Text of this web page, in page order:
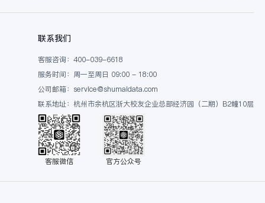
联系我们
客服咨询：400-039-6618
服务时间：周一至周日 09:00 - 18:00
公司邮箱：service@shumaidata.com
联系地址：杭州市余杭区浙大校友企业总部经济园（二期）B2幢10层
客服微信 官方公众号